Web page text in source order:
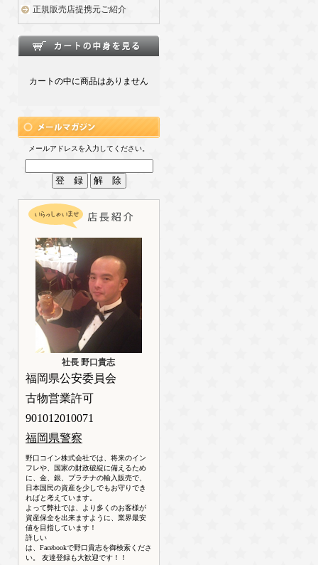
正規販売店提携元ご紹介
カートの中に商品はありません
メールアドレスを入力してください。
社長 野口貴志
福岡県公安委員会
古物営業許可
901012010071
福岡県警察
野口コイン株式会社では、将来のイン
フレや、国家の財政破綻に備えるため
に、金、銀、プラチナの輸入販売で、
日本国民の資産を少しでもお守りでき
ればと考えています。
よって弊社では、より多くのお客様が
資産保全を出来ますように、業界最安
値を目指しています！
詳しい
は、Facebookで野口貴志を御検索くださ
い。 友達登録も大歓迎です！！